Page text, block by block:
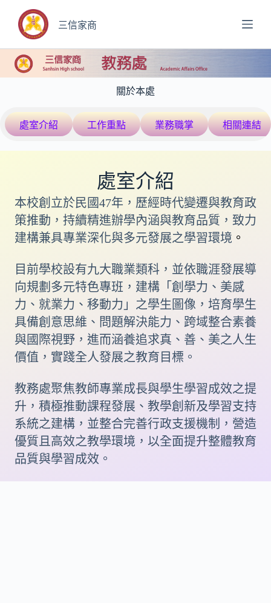
要
容
三信家商
關於本處
處室介紹 工作重點 業務職掌 相關連結
處室介紹
本校創立於民國47年，歷經時代變遷與教育政
策推動，持續精進辦學內涵與教育品質，致力
建構兼具專業深化與多元發展之學習環境 。
目前學校設有九大職業類科，並依職涯發展導
向規劃多元特色專班，建構「創學力、美感
力、就業力、移動力」之學生圖像，培育學生
具備創意思維、問題解決能力、跨域整合素養
與國際視野，進而涵養追求真、善、美之人生
價值，實踐全人發展之教育目標。
教務處聚焦教師專業成長與學生學習成效之提
升，積極推動課程發展、教學創新及學習支持
系統之建構，並整合完善行政支援機制，營造
優質且高效之教學環境，以全面提升整體教育
品質與學習成效。